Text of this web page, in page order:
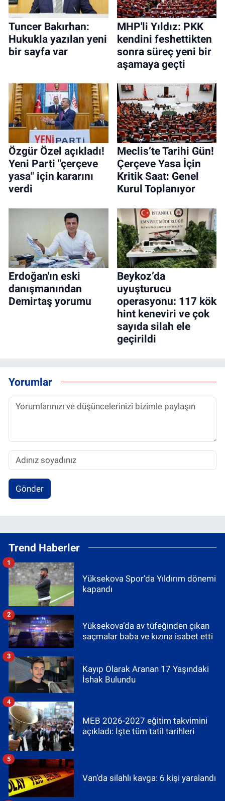
Tuncer Bakırhan:
Hukukla yazılan yeni
bir sayfa var
MHP'li Yıldız: PKK
kendini feshettikten
sonra süreç yeni bir
aşamaya geçti
Özgür Özel açıkladı!
Yeni Parti "çerçeve
yasa" için kararını
verdi
Meclis’te Tarihi Gün!
Çerçeve Yasa İçin
Kritik Saat: Genel
Kurul Toplanıyor
Erdoğan'ın eski
danışmanından
Demirtaş yorumu
Beykoz’da
uyuşturucu
operasyonu: 117 kök
hint keneviri ve çok
sayıda silah ele
geçirildi
Yorumlar
Gönder
Trend Haberler
Yüksekova Spor’da Yıldırım dönemi
kapandı
1
Yüksekova’da av tüfeğinden çıkan
saçmalar baba ve kızına isabet etti
2
Kayıp Olarak Aranan 17 Yaşındaki
İshak Bulundu
3
MEB 2026-2027 eğitim takvimini
açıkladı: İşte tüm tatil tarihleri
4
Van’da silahlı kavga: 6 kişi yaralandı
5